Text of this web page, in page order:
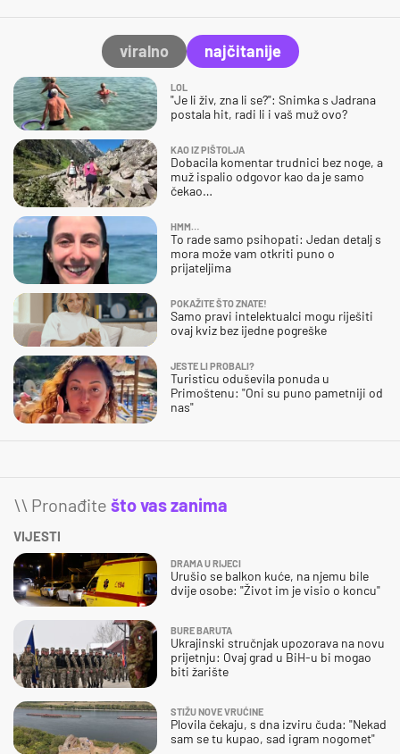
viralno najčitanije
LOL
"Je li živ, zna li se?": Snimka s Jadrana
postala hit, radi li i vaš muž ovo?
KAO IZ PIŠTOLJA
Dobacila komentar trudnici bez noge, a
muž ispalio odgovor kao da je samo
čekao…
HMM…
To rade samo psihopati: Jedan detalj s
mora može vam otkriti puno o
prijateljima
POKAŽITE ŠTO ZNATE!
Samo pravi intelektualci mogu riješiti
ovaj kviz bez ijedne pogreške
JESTE LI PROBALI?
Turisticu oduševila ponuda u
Primoštenu: "Oni su puno pametniji od
nas"
\\ Pronađite što vas zanima
VIJESTI
DRAMA U RIJECI
Urušio se balkon kuće, na njemu bile
dvije osobe: "Život im je visio o koncu"
BURE BARUTA
Ukrajinski stručnjak upozorava na novu
prijetnju: Ovaj grad u BiH-u bi mogao
biti žarište
STIŽU NOVE VRUĆINE
Plovila čekaju, s dna izviru čuda: "Nekad
sam se tu kupao, sad igram nogomet"